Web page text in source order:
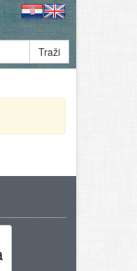
Traži